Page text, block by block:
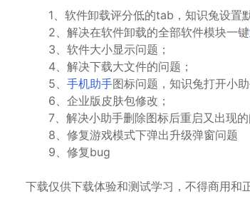
1、软件卸载评分低的tab，知识兔设置默
2、解决在软件卸载的全部软件模块一键
3、软件大小显示问题；
4、解决下载大文件的问题；
5、 手机助手图标问题，知识兔打开小
6、企业版皮肤包修改；
7、解决小助手删除图标后重启又出现的
8、修复游戏模式下弹出升级弹窗问题
9、修复bug
下载仅供下载体验和测试学习，不得商用和